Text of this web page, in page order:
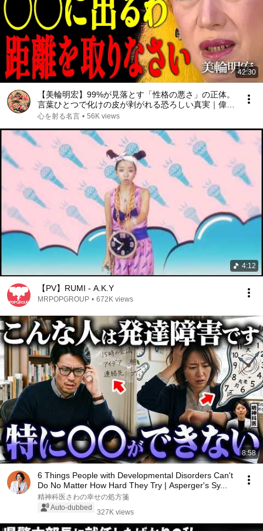
42:30
【美輪明宏】99%が見落とす「性格の悪さ」の正体。
言葉ひとつで化けの皮が剥がれる恐ろしい真実｜偉人
｜名言｜言葉の力｜人生哲学｜
心を射る名言 • 56K views
4:12
【PV】RUMI - A.K.Y
MRPOPGROUP • 672K views
8:58
6 Things People with Developmental Disorders Can't
Do No Matter How Hard They Try | Asperger's Sy...
精神科医さわの幸せの処方箋
Auto-dubbed
327K views